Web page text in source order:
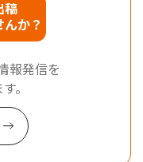
稿
んか？
報発信を
。